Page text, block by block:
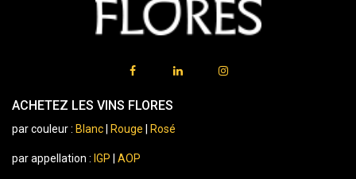
ACHETEZ LES VINS FLORES
par couleur : Blanc Rouge Rosé
par appellation : IGP AOP